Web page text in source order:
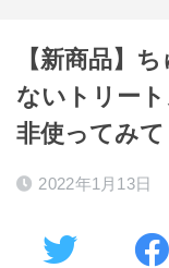
【新商品】
ないトリー
非使ってみて
2022年1月13日